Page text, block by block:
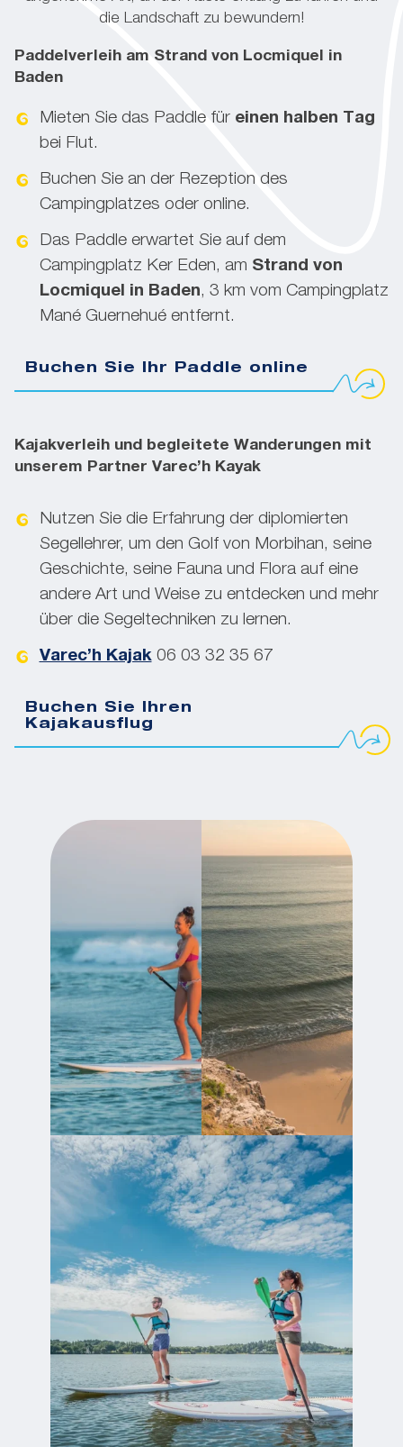
die Landschaft zu bewundern!
Paddelverleih am Strand von Locmiquel in
Baden
Mieten Sie das Paddle für einen halben Tag
bei Flut.
Buchen Sie an der Rezeption des
Campingplatzes oder online.
Das Paddle erwartet Sie auf dem
Campingplatz Ker Eden, am Strand von
Locmiquel in Baden, 3 km vom Campingplatz
Mané Guernehué entfernt.
Buchen Sie Ihr Paddle online
Kajakverleih und begleitete Wanderungen mit
unserem Partner Varec’h Kayak
Nutzen Sie die Erfahrung der diplomierten
Segellehrer, um den Golf von Morbihan, seine
Geschichte, seine Fauna und Flora auf eine
andere Art und Weise zu entdecken und mehr
über die Segeltechniken zu lernen.
Varec’h Kajak06 03 32 35 67
Buchen Sie Ihren
Kajakausflug